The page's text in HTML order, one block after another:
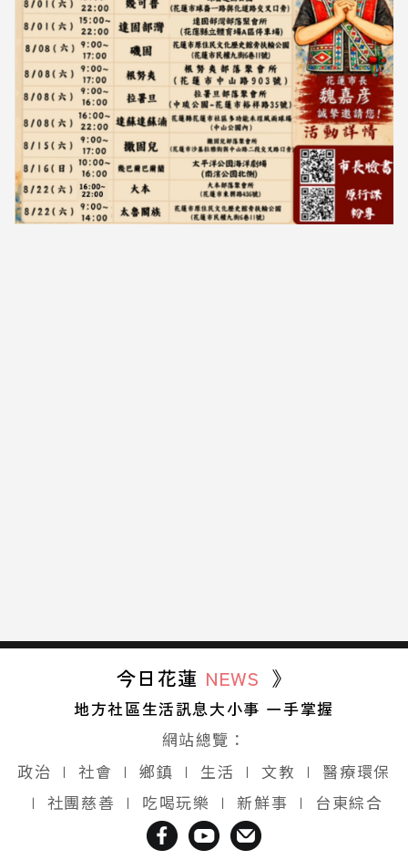
今日花蓮 NEWS 》
地方社區生活訊息大小事 一手掌握
網站總覽：
政治 ∣ 社會 ∣ 鄉鎮 ∣ 生活 ∣ 文教 ∣
醫療環保
∣ 社團慈善 ∣ 吃喝玩樂 ∣ 新鮮事 ∣ 台東綜合